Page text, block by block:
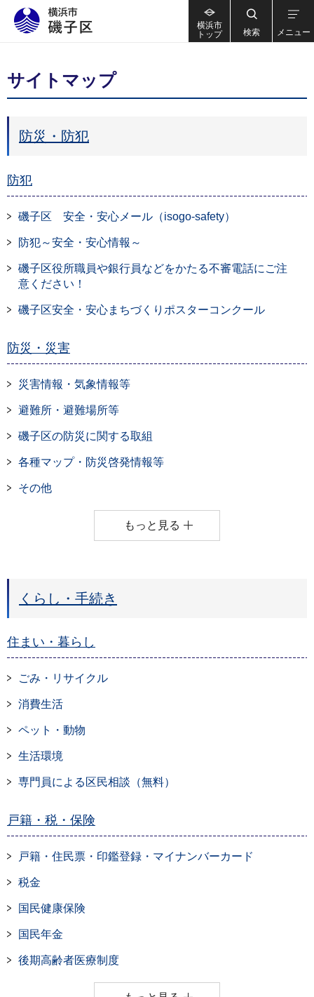
横浜市
トップ
検索 メニュー
サイトマップ
防災・防犯
防犯
磯子区 安全・安心メール（isogo-safety）
防犯～安全・安心情報～
磯子区役所職員や銀行員などをかたる不審電話にご注
意ください！
磯子区安全・安心まちづくりポスターコンクール
防災・災害
災害情報・気象情報等
避難所・避難場所等
磯子区の防災に関する取組
各種マップ・防災啓発情報等
その他
もっと見る
くらし・手続き
住まい・暮らし
ごみ・リサイクル
消費生活
ペット・動物
生活環境
専門員による区民相談（無料）
戸籍・税・保険
戸籍・住民票・印鑑登録・マイナンバーカード
税金
国民健康保険
国民年金
後期高齢者医療制度